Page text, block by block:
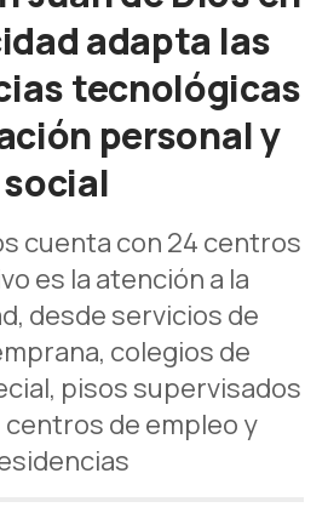
adapta las
tecnológicas
personal y
social
cuenta con 24 centros
es la atención a la
desde servicios de
colegios de
pisos supervisados
de empleo y